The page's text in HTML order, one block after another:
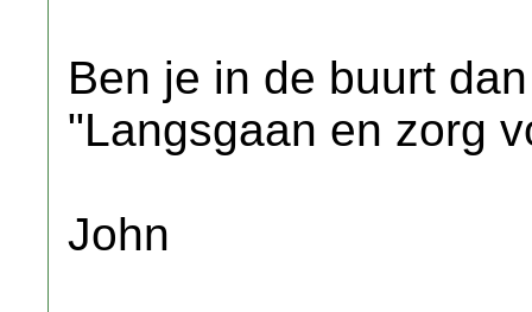
Ben je in de buurt
"Langsgaan en zorg
John